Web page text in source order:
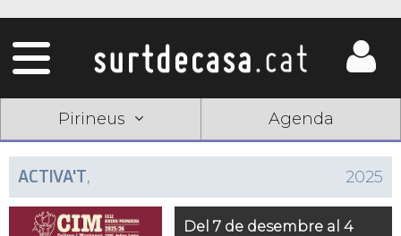
Pirineus Agenda
ACTIVA'T, 2025
Del 7 de desembre al 4